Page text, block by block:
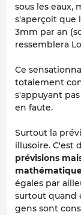
sous les eaux,
s'aperçoit que
3mm par an
ressemblera
Ce
totalement
s'appuyant
en faute.
Surtout la
illusoire. C'est
prévisions
égales par
surtout quand
gens sont